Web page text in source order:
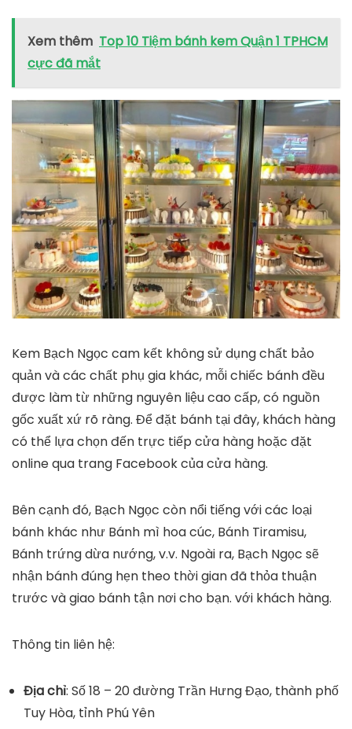
Xem thêm Top 10 Tiệm bánh kem Quận 1 TPHCM
cực đã mắt
Kem Bạch Ngọc cam kết không sử dụng chất bảo
quản và các chất phụ gia khác, mỗi chiếc bánh đều
được làm từ những nguyên liệu cao cấp, có nguồn
gốc xuất xứ rõ ràng. Để đặt bánh tại đây, khách hàng
có thể lựa chọn đến trực tiếp cửa hàng hoặc đặt
online qua trang Facebook của cửa hàng.
Bên cạnh đó, Bạch Ngọc còn nổi tiếng với các loại
bánh khác như Bánh mì hoa cúc, Bánh Tiramisu,
Bánh trứng dừa nướng, v.v. Ngoài ra, Bạch Ngọc sẽ
nhận bánh đúng hẹn theo thời gian đã thỏa thuận
trước và giao bánh tận nơi cho bạn. với khách hàng.
Thông tin liên hệ:
Địa chỉ: Số 18 – 20 đường Trần Hưng Đạo, thành phố
Tuy Hòa, tỉnh Phú Yên